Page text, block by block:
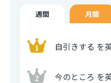
週間 月間
自引きする を
今のところ を